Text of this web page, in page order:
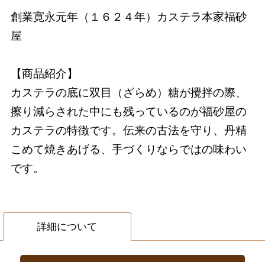
創業寛永元年（１６２４年）カステラ本家福砂
屋
【商品紹介】
カステラの底に双目（ざらめ）糖が攪拌の際、
擦り減らされた中にも残っているのが福砂屋の
カステラの特徴です。伝来の古法を守り、丹精
こめて焼きあげる、手づくりならではの味わい
です。
詳細について